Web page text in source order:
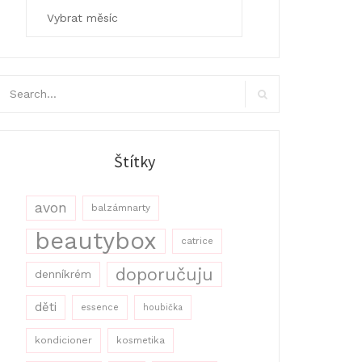
Štítky
avon balzámnarty
beautybox catrice
denníkrém doporučuju
děti essence houbička
kondicioner kosmetika